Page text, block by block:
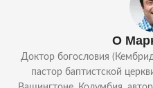
О
Доктор богословия
пастор баптистской